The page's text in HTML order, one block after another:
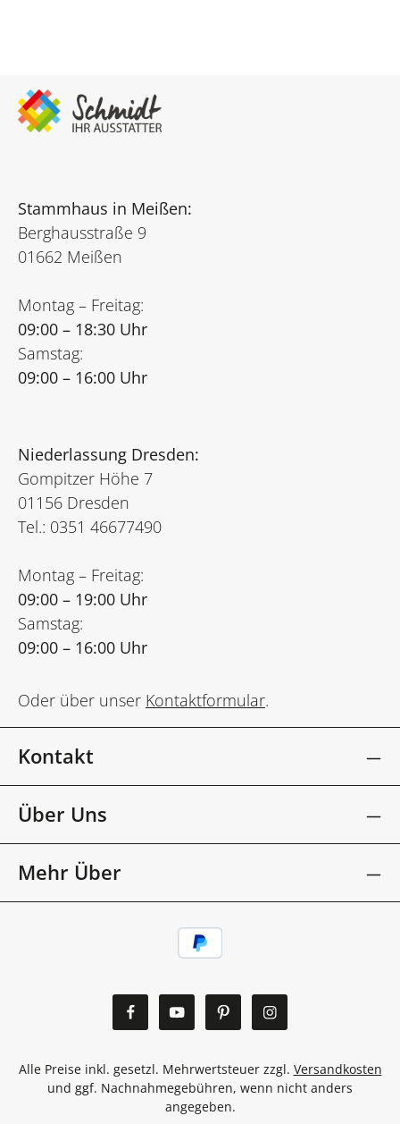
Stammhaus in Meißen:
Berghausstraße 9
01662 Meißen
Montag – Freitag:
09:00 – 18:30 Uhr
Samstag:
09:00 – 16:00 Uhr
Niederlassung Dresden:
Gompitzer Höhe 7
01156 Dresden
Tel.: 0351 46677490
Montag – Freitag:
09:00 – 19:00 Uhr
Samstag:
09:00 – 16:00 Uhr
Oder über unser Kontaktformular.
Kontakt
Über Uns
Mehr Über
Alle Preise inkl. gesetzl. Mehrwertsteuer zzgl. Versandkosten
und ggf. Nachnahmegebühren, wenn nicht anders
angegeben.